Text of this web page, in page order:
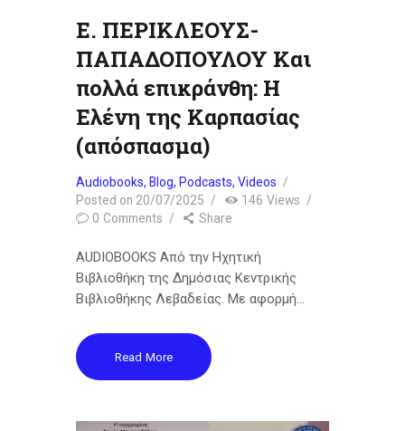
Ε. ΠΕΡΙΚΛΕΟΥΣ-
ΠΑΠΑΔΟΠΟΥΛΟΥ Και
πολλά επικράνθη: Η
Ελένη της Καρπασίας
(απόσπασμα)
Audiobooks, Blog, Podcasts, Videos
Posted on 20/07/2025 146 Views
0 Comments Share
AUDIOBOOKS Από την Ηχητική
Βιβλιοθήκη της Δημόσιας Κεντρικής
Βιβλιοθήκης Λεβαδείας. Με αφορμή…
Read More